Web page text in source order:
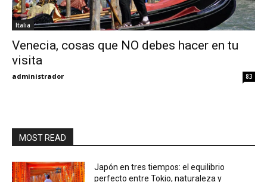
My
Italia
Venecia, cosas que NO debes hacer en tu
visita
administrador 83
MOST READ
Japón en tres tiempos: el equilibrio
perfecto entre Tokio, naturaleza y